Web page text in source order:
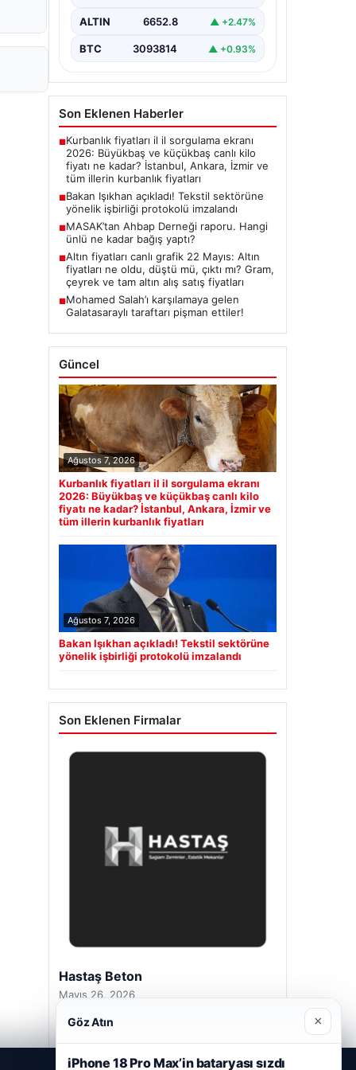
ALTIN 6652.8 ▲ +2.47%
BTC 3093814 ▲ +0.93%
Son Eklenen Haberler
■Kurbanlık fiyatları il il sorgulama ekranı
2026: Büyükbaş ve küçükbaş canlı kilo
fiyatı ne kadar? İstanbul, Ankara, İzmir ve
tüm illerin kurbanlık fiyatları
■Bakan Işıkhan açıkladı! Tekstil sektörüne
yönelik işbirliği protokolü imzalandı
■MASAK’tan Ahbap Derneği raporu. Hangi
ünlü ne kadar bağış yaptı?
■Altın fiyatları canlı grafik 22 Mayıs: Altın
fiyatları ne oldu, düştü mü, çıktı mı? Gram,
çeyrek ve tam altın alış satış fiyatları
■Mohamed Salah’ı karşılamaya gelen
Galatasaraylı taraftarı pişman ettiler!
Güncel
Ağustos 7, 2026
Kurbanlık fiyatları il il sorgulama ekranı
2026: Büyükbaş ve küçükbaş canlı kilo
fiyatı ne kadar? İstanbul, Ankara, İzmir ve
tüm illerin kurbanlık fiyatları
Ağustos 7, 2026
Bakan Işıkhan açıkladı! Tekstil sektörüne
yönelik işbirliği protokolü imzalandı
Son Eklenen Firmalar
Hastaş Beton
Mayıs 26, 2026
Göz Atın ×
iPhone 18 Pro Max’in bataryası sızdı